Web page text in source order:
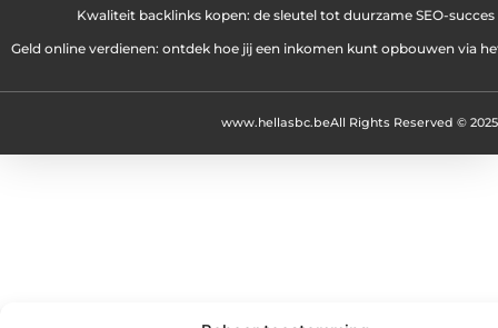
Kwaliteit backlinks kopen: de sleutel tot duurzame SEO-succes
Geld online verdienen: ontdek hoe jij een inkomen kunt opbouwen via
All Rights Reserved © 2025
www.hellasbc.be